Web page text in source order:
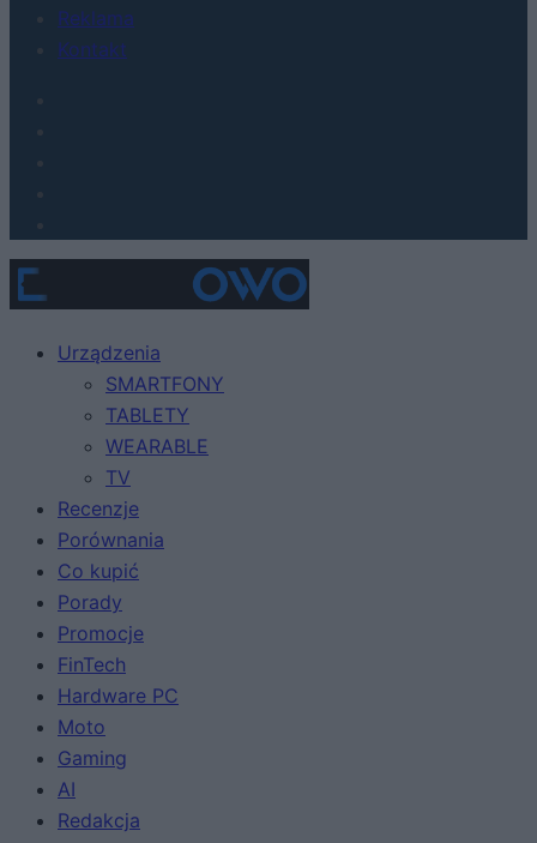
Reklama
Kontakt
Urządzenia
SMARTFONY
TABLETY
WEARABLE
TV
Recenzje
Porównania
Co kupić
Porady
Promocje
FinTech
Hardware PC
Moto
Gaming
AI
Redakcja